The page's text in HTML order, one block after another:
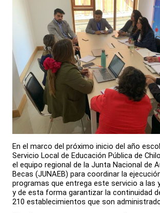
En el marco del próximo inicio del año
Servicio Local de Educación Pública de
el equipo regional de la Junta Nacional de
Becas (JUNAEB) para coordinar la
programas que entrega este servicio a las
y de esta forma garantizar la continuidad
210 establecimientos que son